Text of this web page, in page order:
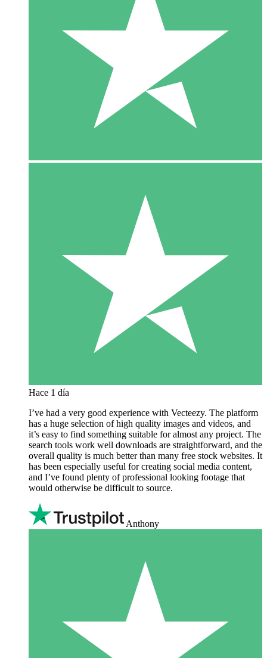
Hace 1 día
I’ve had a very good experience with Vecteezy. The platform
has a huge selection of high quality images and videos, and
it’s easy to find something suitable for almost any project. The
search tools work well downloads are straightforward, and the
overall quality is much better than many free stock websites. It
has been especially useful for creating social media content,
and I’ve found plenty of professional looking footage that
would otherwise be difficult to source.
Anthony